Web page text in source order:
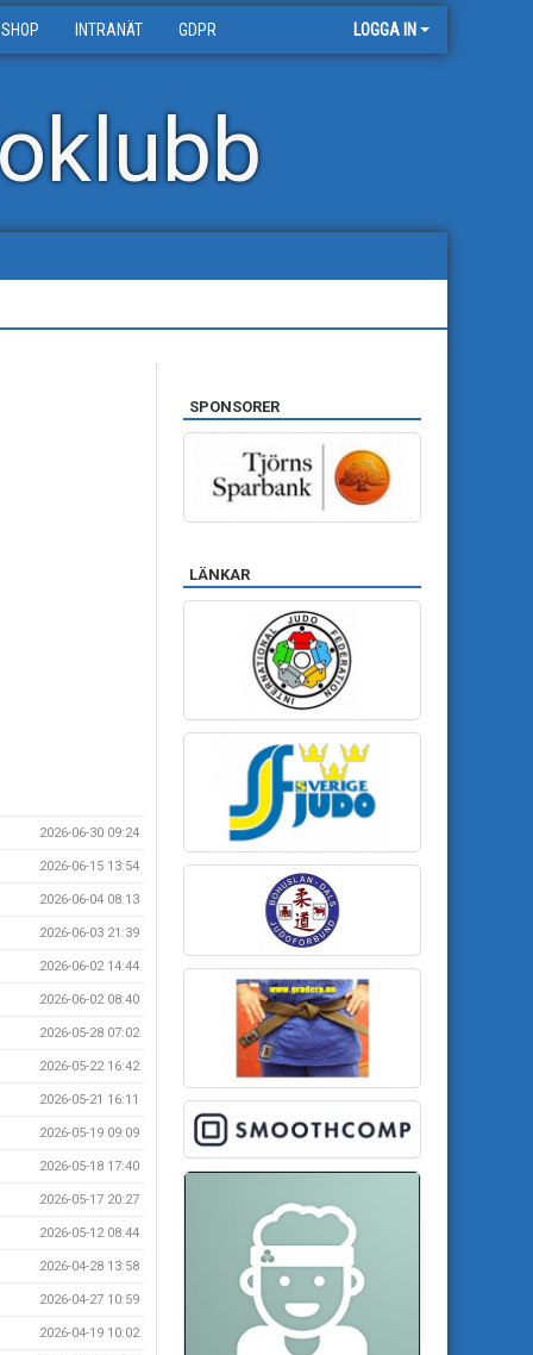
INTRANÄT GDPR LOGGA IN
2026-06-30 09:24
2026-06-15 13:54
2026-06-04 08:13
2026-06-03 21:39
2026-06-02 14:44
2026-06-02 08:40
2026-05-28 07:02
2026-05-22 16:42
2026-05-21 16:11
2026-05-19 09:09
2026-05-18 17:40
2026-05-17 20:27
2026-05-12 08:44
2026-04-28 13:58
2026-04-27 10:59
2026-04-19 10:02
SPONSORER
LÄNKAR